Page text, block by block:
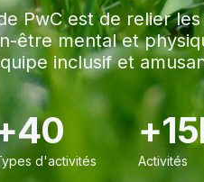
PwC est de relier
être mental et
inclusif et
d'activités Activités